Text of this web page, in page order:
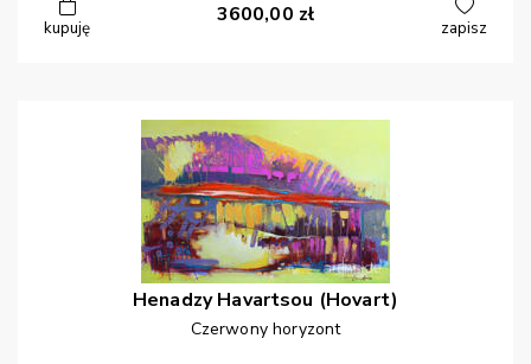
kupuję
3600,00 zł
zapisz
Henadzy Havartsou (Hovart)
Czerwony horyzont